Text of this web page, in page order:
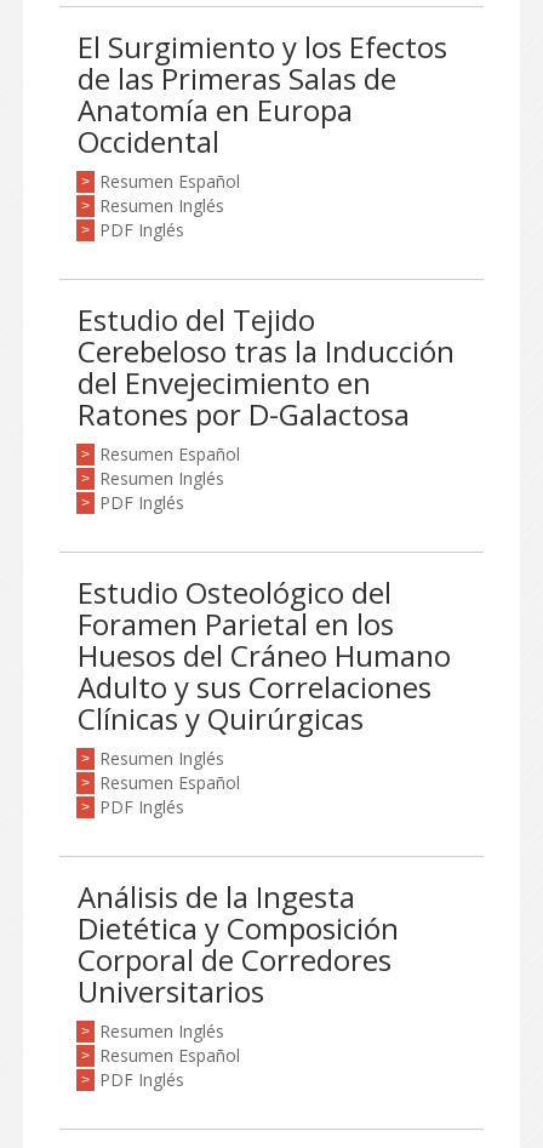
El Surgimiento y los Efectos
de las Primeras Salas de
Anatomía en Europa
Occidental
> Resumen Español
> Resumen Inglés
> PDF Inglés
Estudio del Tejido
Cerebeloso tras la Inducción
del Envejecimiento en
Ratones por D-Galactosa
> Resumen Español
> Resumen Inglés
> PDF Inglés
Estudio Osteológico del
Foramen Parietal en los
Huesos del Cráneo Humano
Adulto y sus Correlaciones
Clínicas y Quirúrgicas
> Resumen Inglés
> Resumen Español
> PDF Inglés
Análisis de la Ingesta
Dietética y Composición
Corporal de Corredores
Universitarios
> Resumen Inglés
> Resumen Español
> PDF Inglés